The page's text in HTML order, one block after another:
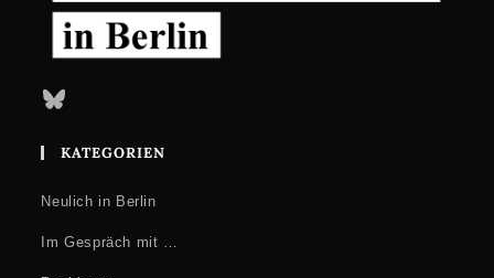
Bluesky
KATEGORIEN
Neulich in Berlin
Im Gespräch mit …